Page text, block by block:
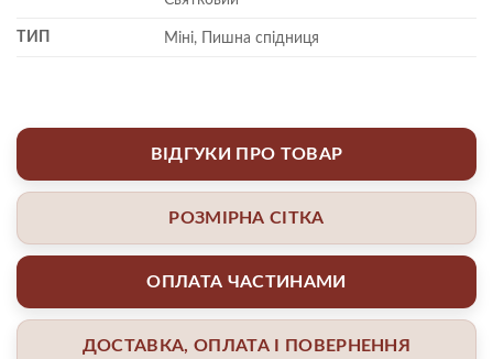
ТИП Міні, Пишна спідниця
ВІДГУКИ ПРО ТОВАР
РОЗМІРНА СІТКА
ОПЛАТА ЧАСТИНАМИ
ДОСТАВКА, ОПЛАТА І ПОВЕРНЕННЯ